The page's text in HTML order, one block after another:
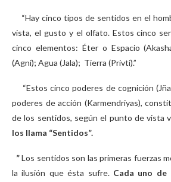
“Hay cinco tipos de sentidos en el
vista, el gusto y el olfato. Estos cinco
cinco elementos: Éter o Espacio
(Agni); Agua (Jala); Tierra (Privti).”
“Estos cinco poderes de cognición
poderes de acción (Karmendriyas),
de los sentidos, según el punto de vista
los llama “Sentidos”.
”Los sentidos son las primeras fuerzas
la ilusión que ésta sufre. Cada uno de